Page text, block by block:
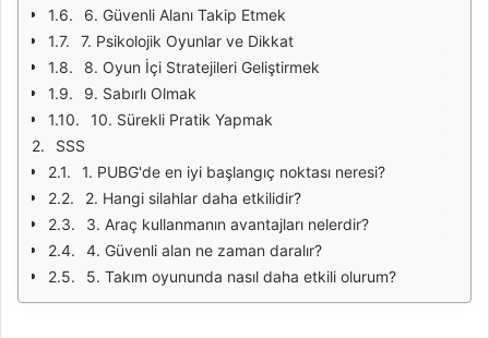
6. Güvenli Alanı Takip Etmek
7. Psikolojik Oyunlar ve Dikkat
8. Oyun İçi Stratejileri Geliştirmek
9. Sabırlı Olmak
10. Sürekli Pratik Yapmak
SSS
1. PUBG'de en iyi başlangıç noktası neresi?
2. Hangi silahlar daha etkilidir?
3. Araç kullanmanın avantajları nelerdir?
4. Güvenli alan ne zaman daralır?
5. Takım oyununda nasıl daha etkili olurum?